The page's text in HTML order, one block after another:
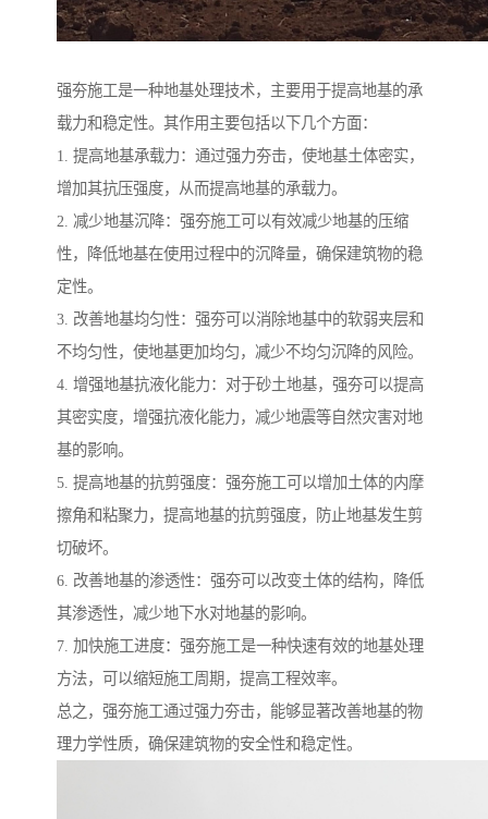
强夯施工是一种地基处理技术，主要用于提高地基的承
载力和稳定性。其作用主要包括以下几个方面：
1. 提高地基承载力：通过强力夯击，使地基土体密实，
增加其抗压强度，从而提高地基的承载力。
2. 减少地基沉降：强夯施工可以有效减少地基的压缩
性，降低地基在使用过程中的沉降量，确保建筑物的稳
定性。
3. 改善地基均匀性：强夯可以消除地基中的软弱夹层和
不均匀性，使地基更加均匀，减少不均匀沉降的风险。
4. 增强地基抗液化能力：对于砂土地基，强夯可以提高
其密实度，增强抗液化能力，减少地震等自然灾害对地
基的影响。
5. 提高地基的抗剪强度：强夯施工可以增加土体的内摩
擦角和粘聚力，提高地基的抗剪强度，防止地基发生剪
切破坏。
6. 改善地基的渗透性：强夯可以改变土体的结构，降低
其渗透性，减少地下水对地基的影响。
7. 加快施工进度：强夯施工是一种快速有效的地基处理
方法，可以缩短施工周期，提高工程效率。
总之，强夯施工通过强力夯击，能够显著改善地基的物
理力学性质，确保建筑物的安全性和稳定性。